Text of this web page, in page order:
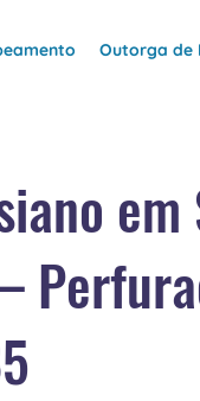
Outorga de
em